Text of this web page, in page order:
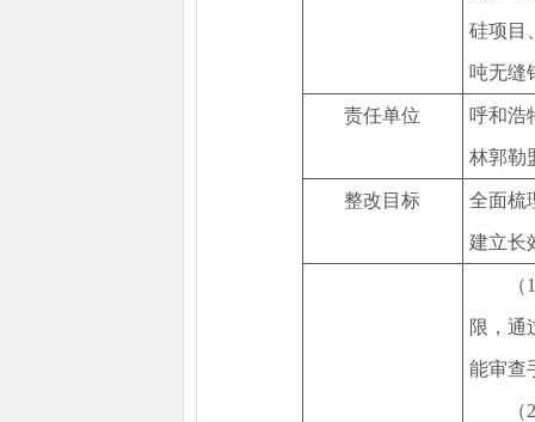
硅项目
吨无缝
责任单位 呼和浩
林郭勒
整改目标 全面梳
建立长
限，通
能审查